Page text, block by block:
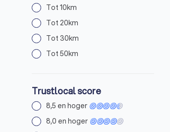
Tot 10km
Tot 20km
Tot 30km
Tot 50km
Trustlocal score
8,5 en hoger
8,0 en hoger